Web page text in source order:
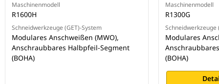
Maschinenmodell
R1600H
Schneidwerkzeuge (GET)-System
Modulares Anschweißen (MWO),
Anschraubbares Halbpfeil-Segment
(BOHA)
Maschinenmodell
R1300G
Schneidwerkzeuge
Modulares
(BOHA)